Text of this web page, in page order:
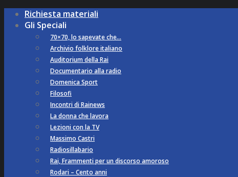
Richiesta materiali
Gli Speciali
70×70, lo sapevate che…
Archivio folklore italiano
Auditorium della Rai
Documentario alla radio
Domenica Sport
Filosofi
Incontri di Rainews
La donna che lavora
Lezioni con la TV
Massimo Castri
Radiosillabario
Rai, Frammenti per un discorso amoroso
Rodari – Cento anni